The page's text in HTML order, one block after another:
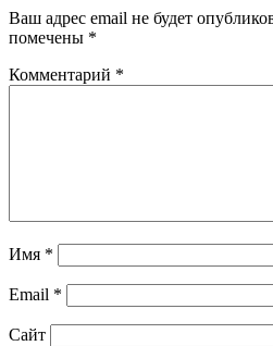
Ваш адрес email не будет
помечены *
Комментарий *
Имя *
Email *
Сайт